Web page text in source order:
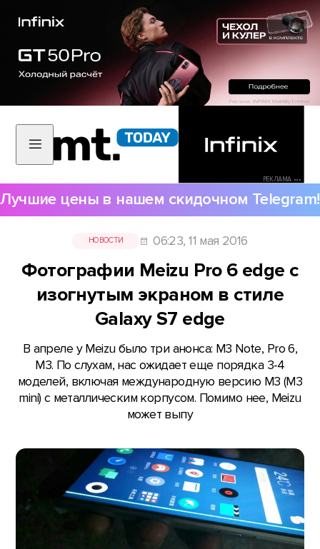
РЕКЛАМА •••
Лучшие цены в нашем скидочном Telegram!
НОВОСТИ 06:23, 11 мая 2016
Фотографии Meizu Pro 6 edge с
изогнутым экраном в стиле
Galaxy S7 edge
В апреле у Meizu было три анонса: M3 Note, Pro 6,
M3. По слухам, нас ожидает еще порядка 3-4
моделей, включая международную версию M3 (M3
mini) с металлическим корпусом. Помимо нее, Meizu
может выпу